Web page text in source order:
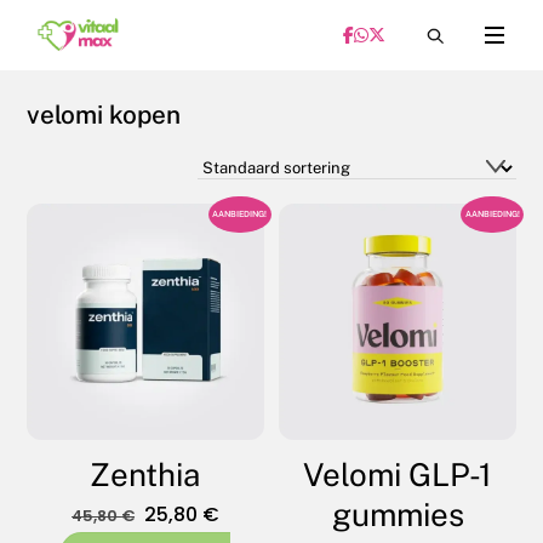
Menu
velomi kopen
AANBIEDING!
Zenthia
45,80€ Oorspronkelijke
25,80 €Huidige
AANBIEDING!
Velomi GLP-1
gummies